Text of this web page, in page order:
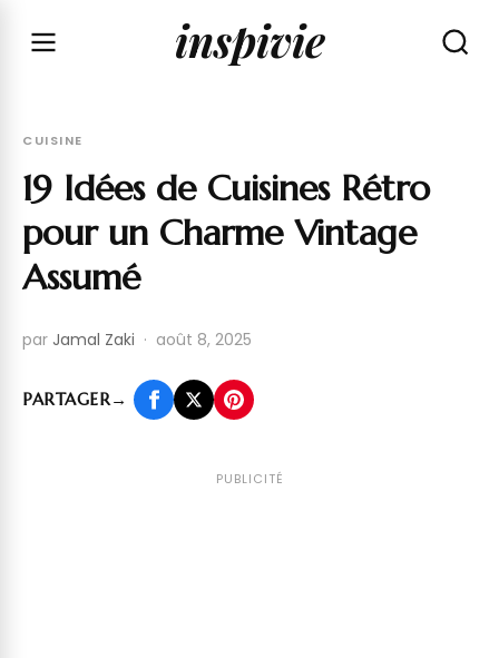
inspivie
CUISINE
19 Idées de Cuisines Rétro
pour un Charme Vintage
Assumé
par Jamal Zaki · août 8, 2025
PARTAGER→
PUBLICITÉ